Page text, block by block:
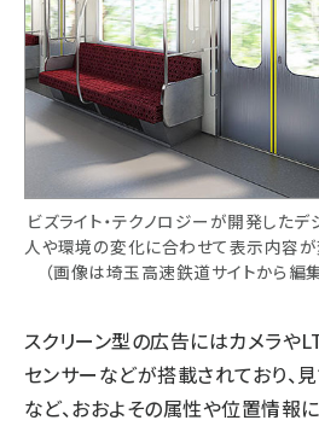
ビズライト・テクノロジーが開発したデ
人や環境の変化に合わせて表示内容
（画像は埼玉高速鉄道サイトから編
スクリーン型の広告にはカメラや
センサーなどが搭載されており、
など、おおよその属性や位置情報